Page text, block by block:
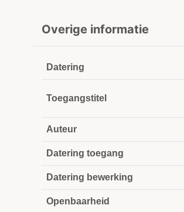
Overige informatie
Datering
Toegangstitel
Auteur
Datering toegang
Datering bewerking
Openbaarheid